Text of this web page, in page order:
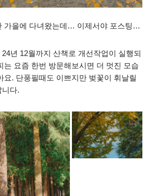
가을에 다녀왔는데… 이제서야 포스팅…
년 12월까지 산책로 개선작업이 실행되
는 요즘 한번 방문해보시면 더 멋진 모습
요. 단풍필때도 이쁘지만 벚꽃이 휘날릴
다.